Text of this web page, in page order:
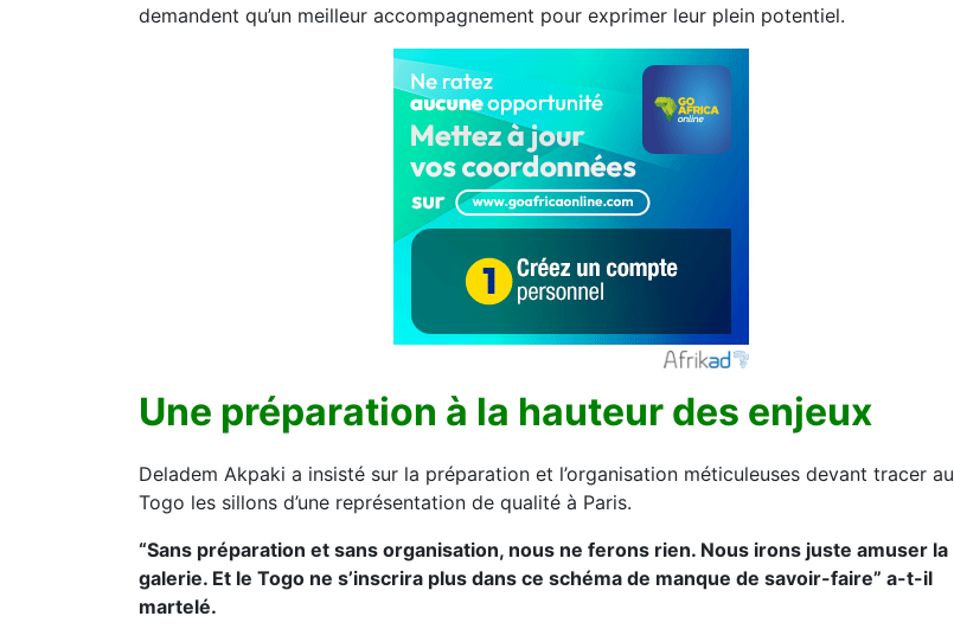
demandent qu’un meilleur accompagnement pour exprimer leur plein potentiel.
Une préparation à la hauteur des enjeux
Deladem Akpaki a insisté sur la préparation et l’organisation méticuleuses devant tracer au
Togo les sillons d’une représentation de qualité à Paris.
“Sans préparation et sans organisation, nous ne ferons rien. Nous irons juste amuser la
galerie. Et le Togo ne s’inscrira plus dans ce schéma de manque de savoir-faire” a-t-il
martelé.